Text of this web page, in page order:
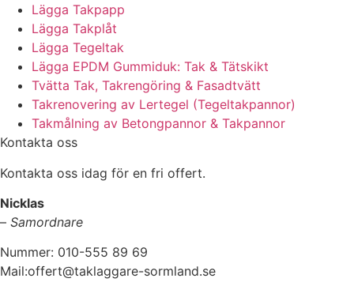
Lägga Takpapp
Lägga Takplåt
Lägga Tegeltak
Lägga EPDM Gummiduk: Tak & Tätskikt
Tvätta Tak, Takrengöring & Fasadtvätt
Takrenovering av Lertegel (Tegeltakpannor)
Takmålning av Betongpannor & Takpannor
Kontakta oss
Kontakta oss idag för en fri offert.
Nicklas
– Samordnare
Nummer: 010-555 89 69
Mail:offert@taklaggare-sormland.se